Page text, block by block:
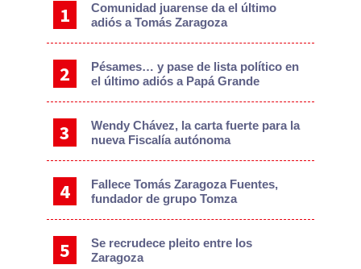
Comunidad juarense da el último
adiós a Tomás Zaragoza
Pésames… y pase de lista político en
el último adiós a Papá Grande
Wendy Chávez, la carta fuerte para la
nueva Fiscalía autónoma
Fallece Tomás Zaragoza Fuentes,
fundador de grupo Tomza
Se recrudece pleito entre los
Zaragoza